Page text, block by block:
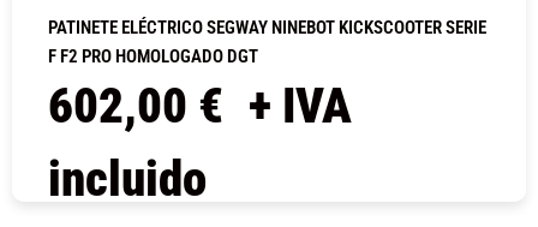
PATINETE ELÉCTRICO SEGWAY NINEBOT KICKSCOOTER SERIE
F F2 PRO HOMOLOGADO DGT
602,00 € + IVA
incluido